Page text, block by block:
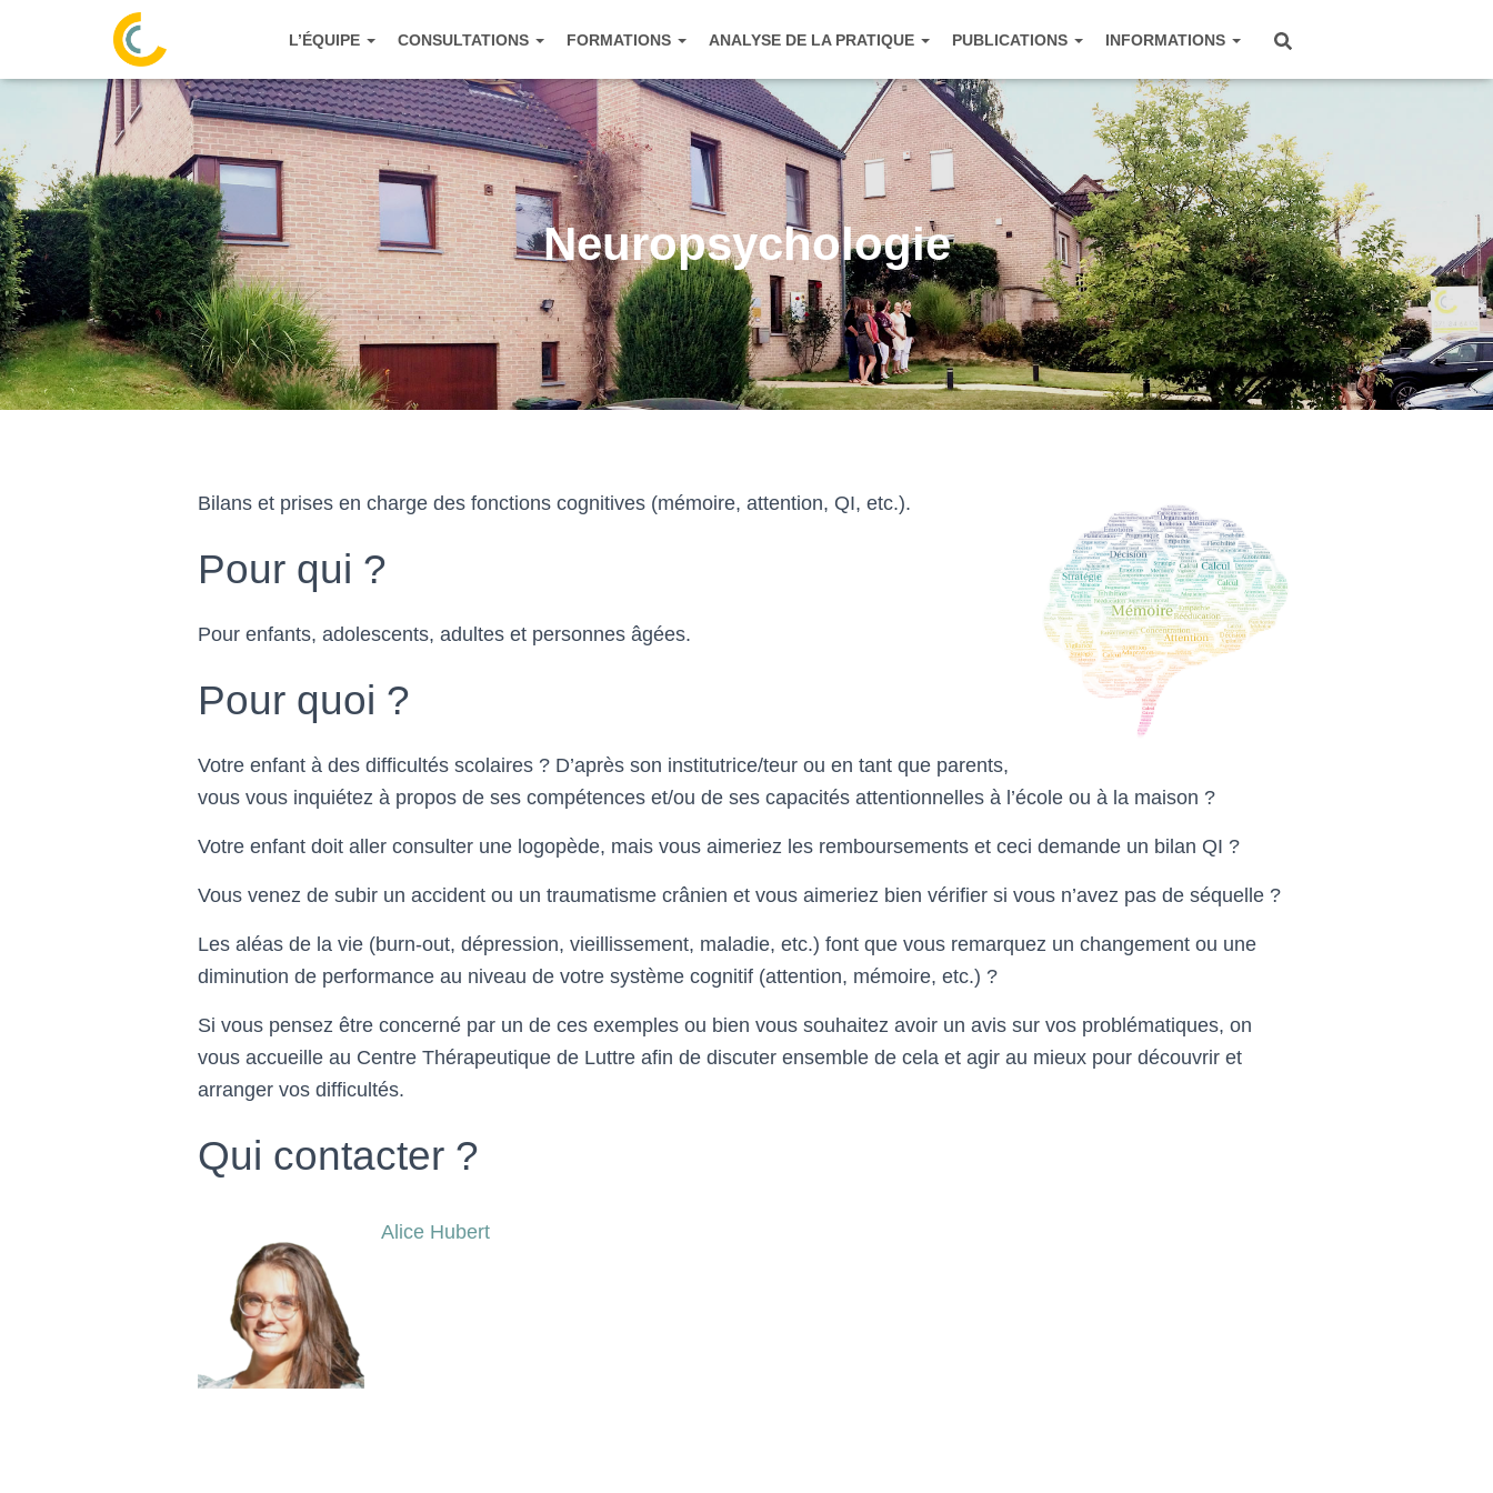
L’ÉQUIPE CONSULTATIONS FORMATIONS ANALYSE DE LA PRATIQUE PUBLICATIONS INFORMATIONS
Neuropsychologie
Bilans et prises en charge des fonctions cognitives (mémoire, attention, QI, etc.).
Pour qui ?
Pour enfants, adolescents, adultes et personnes âgées.
Pour quoi ?
Votre enfant à des difficultés scolaires ? D’après son institutrice/teur ou en tant que parents,
vous vous inquiétez à propos de ses compétences et/ou de ses capacités attentionnelles à l’école ou à la maison ?
Votre enfant doit aller consulter une logopède, mais vous aimeriez les remboursements et ceci demande un bilan QI ?
Vous venez de subir un accident ou un traumatisme crânien et vous aimeriez bien vérifier si vous n’avez pas de séquelle ?
Les aléas de la vie (burn-out, dépression, vieillissement, maladie, etc.) font que vous remarquez un changement ou une
diminution de performance au niveau de votre système cognitif (attention, mémoire, etc.) ?
Si vous pensez être concerné par un de ces exemples ou bien vous souhaitez avoir un avis sur vos problématiques, on
vous accueille au Centre Thérapeutique de Luttre afin de discuter ensemble de cela et agir au mieux pour découvrir et
arranger vos difficultés.
Qui contacter ?
Alice Hubert